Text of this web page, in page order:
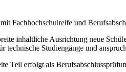
Fachhochschulreife und
inhaltliche Ausrichtung neue
Studiengänge und
Teil erfolgt als